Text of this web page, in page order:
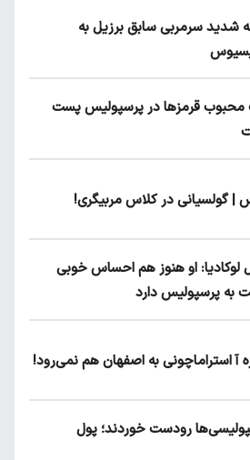
شدید سرمربی سابق برزیل به
قرمزها در پرسپولیس پست
| گولسیانی در کلاس مربیگری!
لوکادیا: او هنوز هم احساس خوبی
به پرسپولیس دارد
آ استراماچونی به اصفهان هم نمی‌رود!
رودست خوردند؛ پول